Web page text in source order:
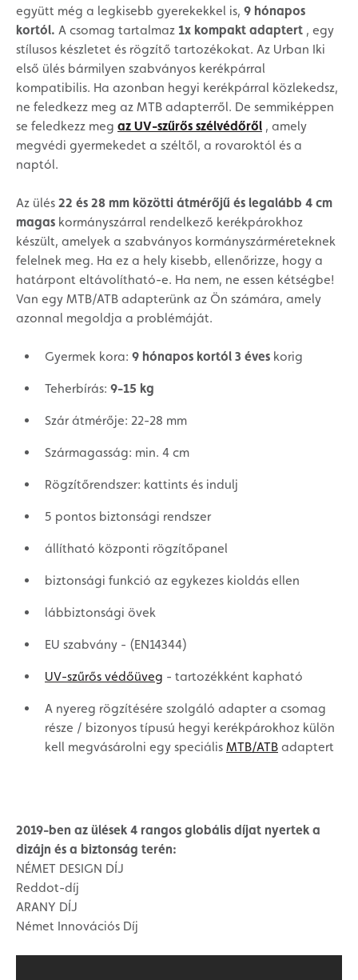
együtt még a legkisebb gyerekekkel is, 9 hónapos
kortól. A csomag tartalmaz 1x kompakt adaptert , egy
stílusos készletet és rögzítő tartozékokat. Az Urban Iki
első ülés bármilyen szabványos kerékpárral
kompatibilis. Ha azonban hegyi kerékpárral közlekedsz,
ne feledkezz meg az MTB adapterről. De semmiképpen
se feledkezz meg az UV-szűrős szélvédőről , amely
megvédi gyermekedet a széltől, a rovaroktól és a
naptól.
Az ülés 22 és 28 mm közötti átmérőjű és legalább 4 cm
magas kormányszárral rendelkező kerékpárokhoz
készült, amelyek a szabványos kormányszárméreteknek
felelnek meg. Ha ez a hely kisebb, ellenőrizze, hogy a
határpont eltávolítható-e. Ha nem, ne essen kétségbe!
Van egy MTB/ATB adapterünk az Ön számára, amely
azonnal megoldja a problémáját.
Gyermek kora: 9 hónapos kortól 3 éves korig
Teherbírás: 9-15 kg
Szár átmérője: 22-28 mm
Szármagasság: min. 4 cm
Rögzítőrendszer: kattints és indulj
5 pontos biztonsági rendszer
állítható központi rögzítőpanel
biztonsági funkció az egykezes kioldás ellen
lábbiztonsági övek
EU szabvány - (EN14344)
UV-szűrős védőüveg - tartozékként kapható
A nyereg rögzítésére szolgáló adapter a csomag
része / bizonyos típusú hegyi kerékpárokhoz külön
kell megvásárolni egy speciális MTB/ATB adaptert
2019-ben az ülések 4 rangos globális díjat nyertek a
dizájn és a biztonság terén:
NÉMET DESIGN DÍJ
Reddot-díj
ARANY DÍJ
Német Innovációs Díj